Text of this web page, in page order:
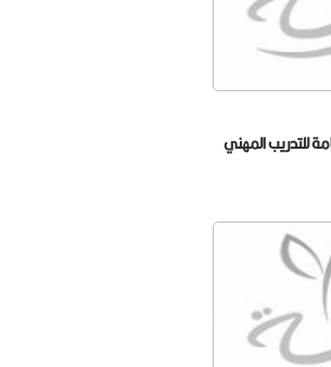
للتدريب المهني